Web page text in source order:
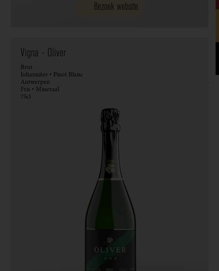
Bezoek website
Vigna - Oliver
Brut
Johanniter • Pinot Blanc
Antwerpen
Fris • Mineraal
75cl